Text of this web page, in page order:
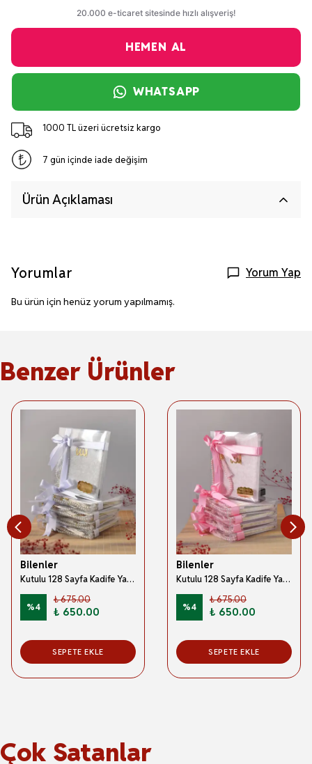
HEMEN AL
WHATSAPP
1000 TL üzeri ücretsiz kargo
7 gün içinde iade değişim
Ürün Açıklaması
Yorumlar Yorum Yap
Bu ürün için henüz yorum yapılmamış.
Benzer Ürünler
Bilenler
Kutulu 128 Sayfa Kadife Yasin ve İnci Tesbih Seti Beyaz 5 Adet
%4
₺ 675.00
₺ 650.00
SEPETE EKLE
Bilenler
Kutulu 128 Sayfa Kadife Yasin ve İnci Tesbih Seti Pembe 5 Adet
%4
₺ 675.00
₺ 650.00
SEPETE EKLE
Çok Satanlar